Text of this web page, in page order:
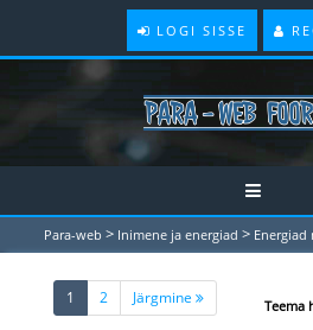
LOGI SISSE
Para-web > Inimene ja energiad > Energiad
1 (current)
2 Järgmine Teema